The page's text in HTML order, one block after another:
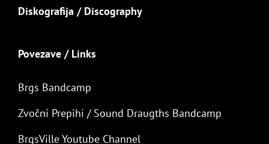
Diskografija / Discography
Povezave / Links
Brgs Bandcamp
Zvočni Prepihi / Sound Draugths Bandcamp
BrgsVille Youtube Channel